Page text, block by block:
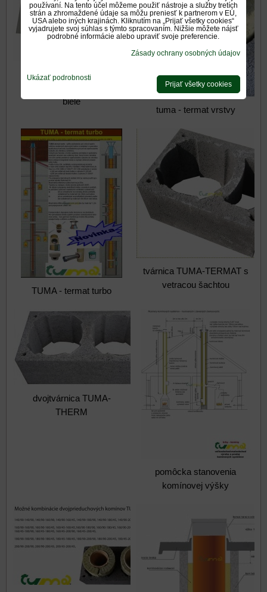
dvierka TERMAT
biele
tuma - termat vrstvy
TUMA - termat turbo
tvárnica TUMA-TERMAT s
vetracou šachtou
dvojtvárnica TUMA-
THERM
pomôcka stanovenia
komínovej výšky
používaní. Na tento účel môžeme použiť nástroje a služby tretích
strán a zhromaždené údaje sa môžu preniesť k partnerom v EÚ,
USA alebo iných krajinách. Kliknutím na „Prijať všetky cookies“
vyjadrujete svoj súhlas s týmto spracovaním. Nižšie môžete nájsť
podrobné informácie alebo upraviť svoje preferencie.
Zásady ochrany osobných údajov
Ukázať podrobnosti
Prijať všetky cookies